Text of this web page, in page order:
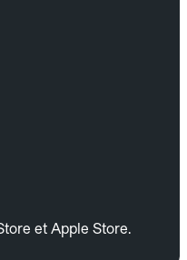
et Apple Store.